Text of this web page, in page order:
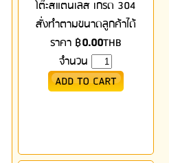
โต๊ะสแตนเลส เกรด 304
สั่งทำตามขนาดลูกค้าได้
ราคา ฿0.00THB
จำนวน